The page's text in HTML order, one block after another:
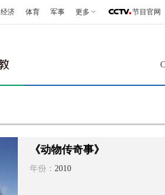
经济 体育 军事 更多 节目官网
《动物传奇事》
年份： 2010